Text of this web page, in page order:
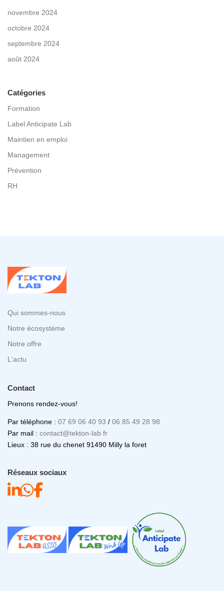
novembre 2024
octobre 2024
septembre 2024
août 2024
Catégories
Formation
Label Anticipate Lab
Maintien en emploi
Management
Prévention
RH
Qui sommes-nous
Notre écosystème
Notre offre
L'actu
Contact
Prenons rendez-vous!
Par téléphone : 07 69 06 40 93 / 06 85 49 28 98
Par mail : contact@tekton-lab.fr
Lieux : 38 rue du chenet 91490 Milly la foret
Réseaux sociaux